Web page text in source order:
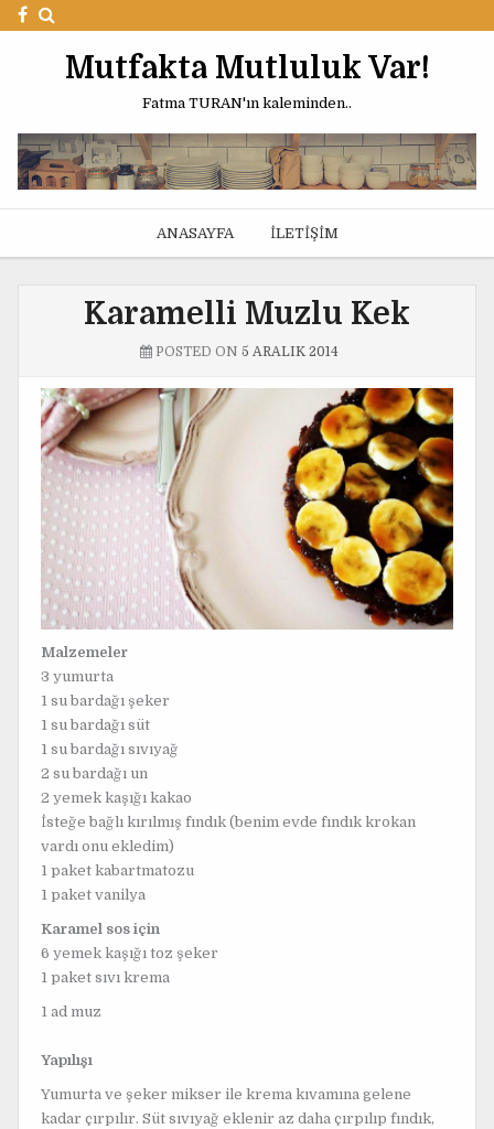
Mutfakta Mutluluk Var!
Fatma TURAN'ın kaleminden..
ANASAYFA İLETIŞIM
Karamelli Muzlu Kek
POSTED ON 5 ARALIK 2014
Malzemeler
3 yumurta
1 su bardağı şeker
1 su bardağı süt
1 su bardağı sıvıyağ
2 su bardağı un
2 yemek kaşığı kakao
İsteğe bağlı kırılmış fındık (benim evde fındık krokan
vardı onu ekledim)
1 paket kabartmatozu
1 paket vanilya
Karamel sos için
6 yemek kaşığı toz şeker
1 paket sıvı krema
1 ad muz
Yapılışı
Yumurta ve şeker mikser ile krema kıvamına gelene
kadar çırpılır. Süt sıvıyağ eklenir az daha çırpılıp fındık,